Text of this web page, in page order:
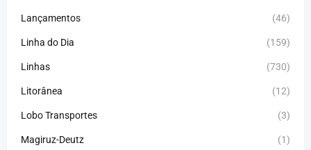
Lançamentos (46)
Linha do Dia (159)
Linhas (730)
Litorânea (12)
Lobo Transportes (3)
Magiruz-Deutz (1)